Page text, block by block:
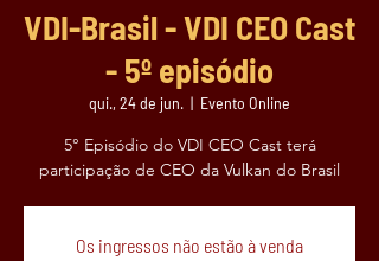
VDI-Brasil - VDI CEO Cast
- 5º episódio
qui., 24 de jun.
  |
Evento Online
5° Episódio do VDI CEO Cast terá
participação de CEO da Vulkan do Brasil
Os ingressos não estão à venda